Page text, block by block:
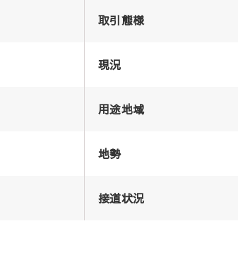
取引態様
現況
用途地域
地勢
接道状況